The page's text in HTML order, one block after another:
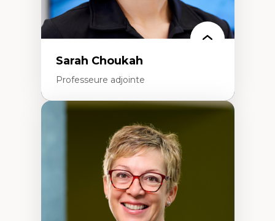
Sarah Choukah
Professeure adjointe
Démocratisation des nouvelles
technologies et biotechnologies
Données ouvertes
Bioart, programmation et électronique
Histoire sociale et culturelle des
technologies numériques
Résistances et droits numériques
Internet des objets